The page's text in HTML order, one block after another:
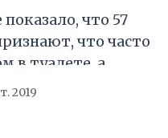
что 57
что часто
в туалете, а
что
2019